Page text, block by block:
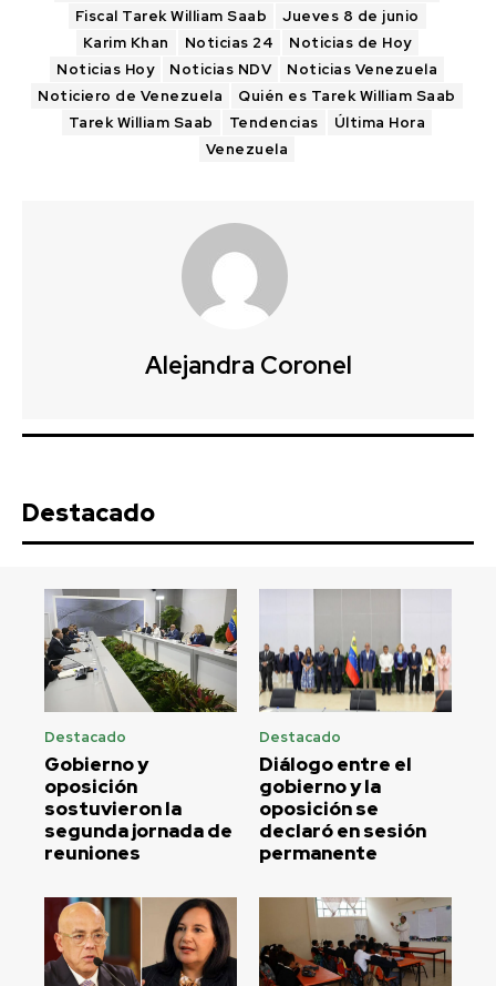
Fiscal Tarek William Saab
Jueves 8 de junio
Karim Khan
Noticias 24
Noticias de Hoy
Noticias Hoy
Noticias NDV
Noticias Venezuela
Noticiero de Venezuela
Quién es Tarek William Saab
Tarek William Saab
Tendencias
Última Hora
Venezuela
Alejandra Coronel
Destacado
Destacado
Gobierno y
oposición
sostuvieron la
segunda jornada de
reuniones
Destacado
Diálogo entre el
gobierno y la
oposición se
declaró en sesión
permanente